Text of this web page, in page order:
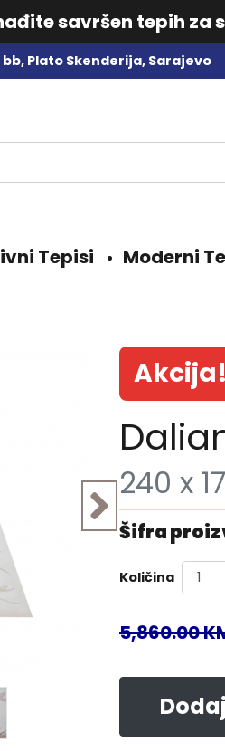
savršen tepih za
Plato Skenderija, Sarajevo
Tepisi Moderni
Akcija!
240 x
Šifra
Količina
5,860.00